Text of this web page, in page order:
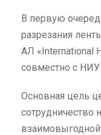
В первую
разрезания
АЛ «International
совместно с
Основная цель
сотрудничество
взаимовыгодной